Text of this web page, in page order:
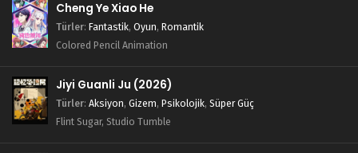
Cheng Ye Xiao He
Türler: Fantastik, Oyun, Romantik
Colored Pencil Animation
Jiyi Guanli Ju (2026)
Türler: Aksiyon, Gizem, Psikolojik, Süper Güç
Flint Sugar, Studio Tumble